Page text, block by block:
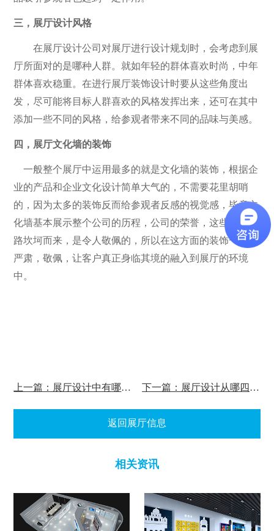
三，展厅设计风格
在展厅设计公司对展厅进行设计规划时，会考虑到展
厅所面对的是哪种人群。就如年轻的群体喜欢时尚，中年
群体喜欢稳重。在进行展厅装饰设计时要从这些角度出
发，尽可能将目标人群喜欢的风格发挥出来，还可在其中
添加一些不同的风格，给参观者带来不同的品味与美感。
四，展厅文化墙的装饰
一般整个展厅中运用最多的就是文化墙的装饰，根据企
业的产品和企业文化设计简单大气的，不需要花里胡哨
的，因为太多的装饰反而给参观者反感的视觉感，毕竟文
化墙基本展示整个公司的历程，公司的荣誉，这些都是一
路坎坷而来，是令人敬佩的，所以在这方面的装饰一定要
严肃，敬佩，让客户真正身临其境的融入到展厅的环境
中。
上一篇：展厅设计中有哪些细节和低级错误容易忽视的？ 下一篇：展厅设计从哪四点体现“人性化”的地方？
返回展厅信息
相关资讯